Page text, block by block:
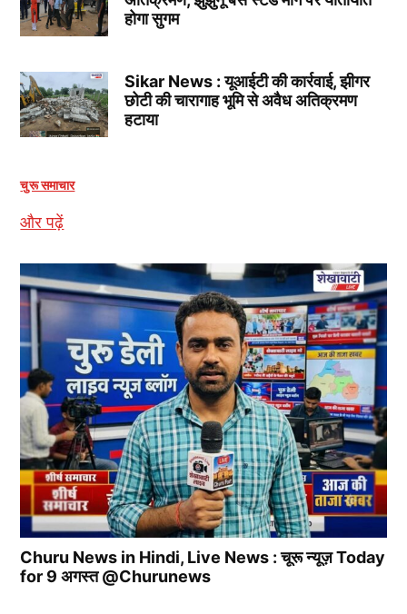
होगा सुगम
Sikar News : यूआईटी की कार्रवाई, झीगर
छोटी की चारागाह भूमि से अवैध अतिक्रमण
हटाया
चुरू समाचार
और पढ़ें
Churu News in Hindi, Live News : चूरू न्यूज़ Today
for 9 अगस्त @Churunews